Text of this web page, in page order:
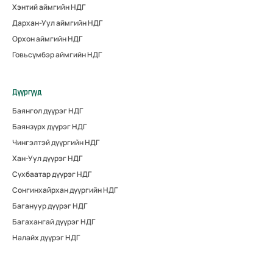
Хэнтий аймгийн НДГ
Дархан-Уул аймгийн НДГ
Орхон аймгийн НДГ
Говьсүмбэр аймгийн НДГ
Дүүргүүд
Баянгол дүүрэг НДГ
Баянзүрх дүүрэг НДГ
Чингэлтэй дүүргийн НДГ
Хан-Уул дүүрэг НДГ
Сүхбаатар дүүрэг НДГ
Сонгинхайрхан дүүргийн НДГ
Багануур дүүрэг НДГ
Багахангай дүүрэг НДГ
Налайх дүүрэг НДГ